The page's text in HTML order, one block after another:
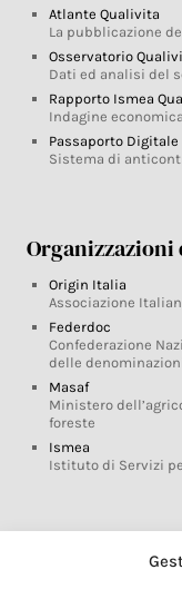
Atlante Qualivita
La pubblicazione
Osservatorio
Dati ed analisi del
Rapporto Ismea
Indagine
Passaporto Digitale
Sistema di
Organizzazioni
Origin Italia
Associazione
Federdoc
Confederazione
delle
Masaf
Ministero
foreste
Ismea
Istituto di Servizi
Glossario DOP